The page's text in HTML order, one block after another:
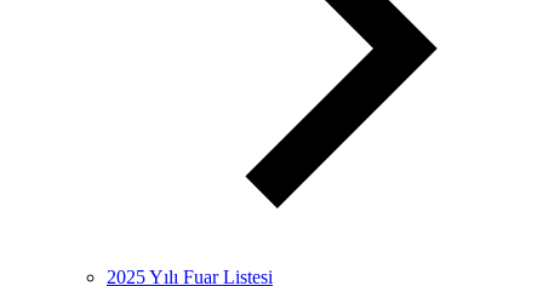
2025 Yılı Fuar Listesi